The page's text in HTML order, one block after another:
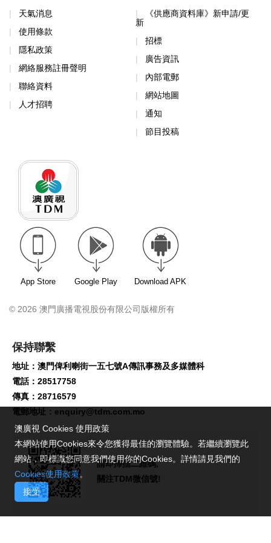
天氣消息
使用條款
隱私政策
網絡服務註冊聲明
聯絡資料
人才招聘
《供應商資料庫》新申請/更
新
招標
廣告資訊
內部電郵
網站地圖
通知
節目投稿
App Store Google Play Download APK
© 2026 澳門廣播電視股份有限公司版權所有
保持聯繫
地址：澳門俾利喇街一五七號A傳訊事務及多媒體科
電話：28517758
傳真：28716579
電郵地址： enquiry@tdm.com.mo
請即掃描二維碼,
關注TDM微信號!
澳廣視 Cookies 使用政策
本網站使用Cookies來令您獲得最佳的瀏覽體驗。若繼續瀏覽此
網站，即標識您同意我們使用你的Cookies。詳情請見我們的
Cookies使用政策。
接受